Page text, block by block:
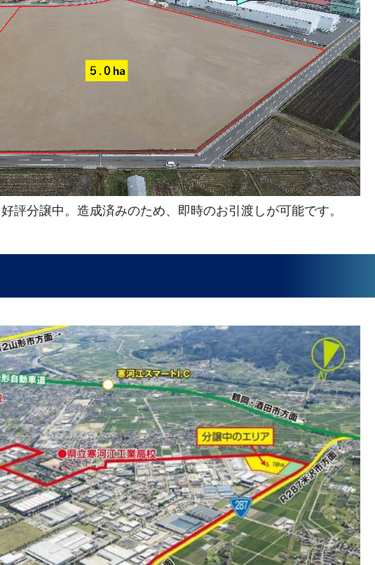
評分譲中。造成済みのため、即時のお引渡しが可能です。